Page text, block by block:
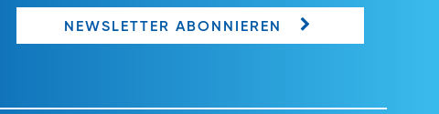
NEWSLETTER ABONNIEREN